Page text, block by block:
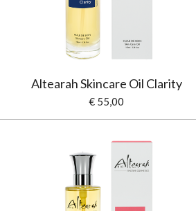
Altearah Skincare Oil Clarity
€ 55,00